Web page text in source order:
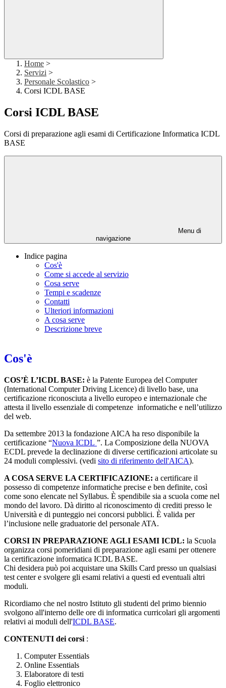
Home >
Servizi >
Personale Scolastico >
Corsi ICDL BASE
Corsi ICDL BASE
Corsi di preparazione agli esami di Certificazione Informatica ICDL
BASE
Menu di
navigazione
Indice pagina
Cos'è
Come si accede al servizio
Cosa serve
Tempi e scadenze
Contatti
Ulteriori informazioni
A cosa serve
Descrizione breve
Cos'è
COS’È L’ICDL BASE: è la Patente Europea del Computer
(International Computer Driving Licence) di livello base, una
certificazione riconosciuta a livello europeo e internazionale che
attesta il livello essenziale di competenze informatiche e nell’utilizzo
del web.
Da settembre 2013 la fondazione AICA ha reso disponibile la
certificazione “Nuova ICDL ”. La Composizione della NUOVA
ECDL prevede la declinazione di diverse certificazioni articolate su
24 moduli complessivi. (vedi sito di riferimento dell'AICA).
A COSA SERVE LA CERTIFICAZIONE: a certificare il
possesso di competenze informatiche precise e ben definite, così
come sono elencate nel Syllabus. È spendibile sia a scuola come nel
mondo del lavoro. Dà diritto al riconoscimento di crediti presso le
Università e di punteggio nei concorsi pubblici. È valida per
l’inclusione nelle graduatorie del personale ATA.
CORSI IN PREPARAZIONE AGLI ESAMI ICDL: la Scuola
organizza corsi pomeridiani di preparazione agli esami per ottenere
la certificazione informatica ICDL BASE.
Chi desidera può poi acquistare una Skills Card presso un qualsiasi
test center e svolgere gli esami relativi a questi ed eventuali altri
moduli.
Ricordiamo che nel nostro Istituto gli studenti del primo biennio
svolgono all'interno delle ore di informatica curricolari gli argomenti
relativi ai moduli dell'ICDL BASE.
CONTENUTI dei corsi :
Computer Essentials
Online Essentials
Elaboratore di testi
Foglio elettronico